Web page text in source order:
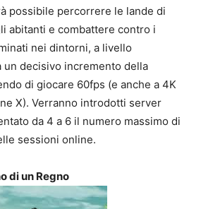
possibile percorrere le lande di
abitanti e combattere contro i
nei dintorni, a livello
decisivo incremento della
di giocare 60fps (e anche a 4K
X). Verranno introdotti server
da 4 a 6 il numero massimo di
sessioni online.
di un Regno